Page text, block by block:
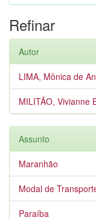
Refinar
Autor
LIMA, Mônica de
MILITÃO, Vivianne
Assunto
Maranhão
Modal de
Paraíba